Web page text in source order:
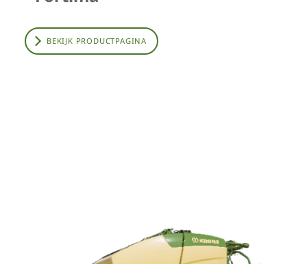
BEKIJK PRODUCTPAGINA